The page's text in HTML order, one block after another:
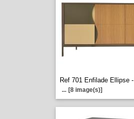
Ref 701 Enfilade Ellipse -
... [8 image(s)]